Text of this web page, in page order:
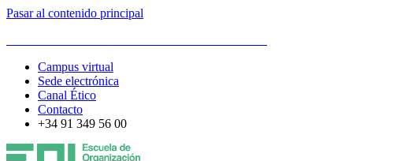
Pasar al contenido principal
Campus virtual
Sede electrónica
Canal Ético
Contacto
+34 91 349 56 00